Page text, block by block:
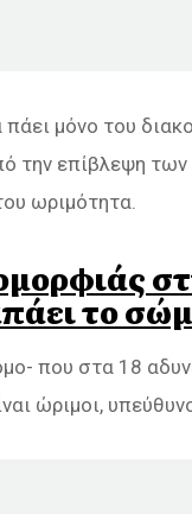
πάει μόνο του
την επίβλεψη
ωριμότητα.
το
που στα 18
ώριμοι,